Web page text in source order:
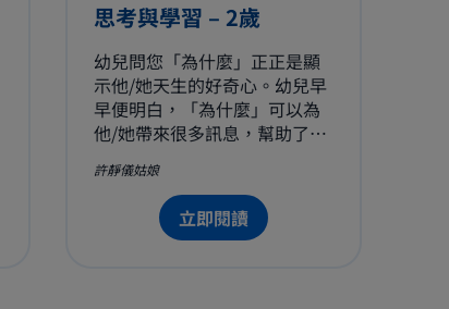
思考與學習 – 2歲
幼兒問您「為什麼」正正是顯
示他/她天生的好奇心。幼兒早
早便明白，「為什麼」可以為
他/她帶來很多訊息，幫助了解
會厭倦不斷回答孩子的提問，
但請您明白，滿足幼兒的好奇
心可以鼓勵他/她們繼續探索及
許靜儀姑娘
立即閱讀